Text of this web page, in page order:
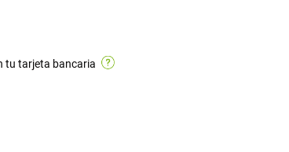
€
tu tarjeta bancaria